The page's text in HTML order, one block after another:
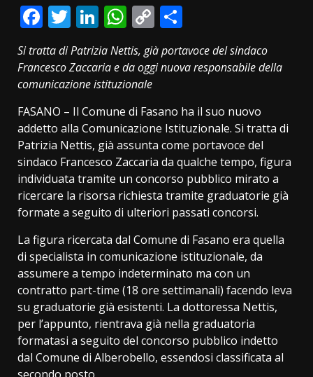
Facebook
Twitter
LinkedIn
WhatsApp
Copy
Link
Si tratta di Patrizia Nettis, già portavoce del sindaco
Francesco Zaccaria e da oggi nuova responsabile della
comunicazione istituzionale
FASANO – Il Comune di Fasano ha il suo nuovo
addetto alla Comunicazione Istituzionale. Si tratta di
Patrizia Nettis, già assunta come portavoce del
sindaco Francesco Zaccaria da qualche tempo, figura
individuata tramite un concorso pubblico mirato a
ricercare la risorsa richiesta tramite graduatorie già
formate a seguito di ulteriori passati concorsi.
La figura ricercata dal Comune di Fasano era quella
di specialista in comunicazione istituzionale, da
assumere a tempo indeterminato ma con un
contratto part-time (18 ore settimanali) facendo leva
su graduatorie già esistenti. La dottoressa Nettis,
per l’appunto, rientrava già nella graduatoria
formatasi a seguito del concorso pubblico indetto
dal Comune di Alberobello, essendosi classificata al
secondo posto.